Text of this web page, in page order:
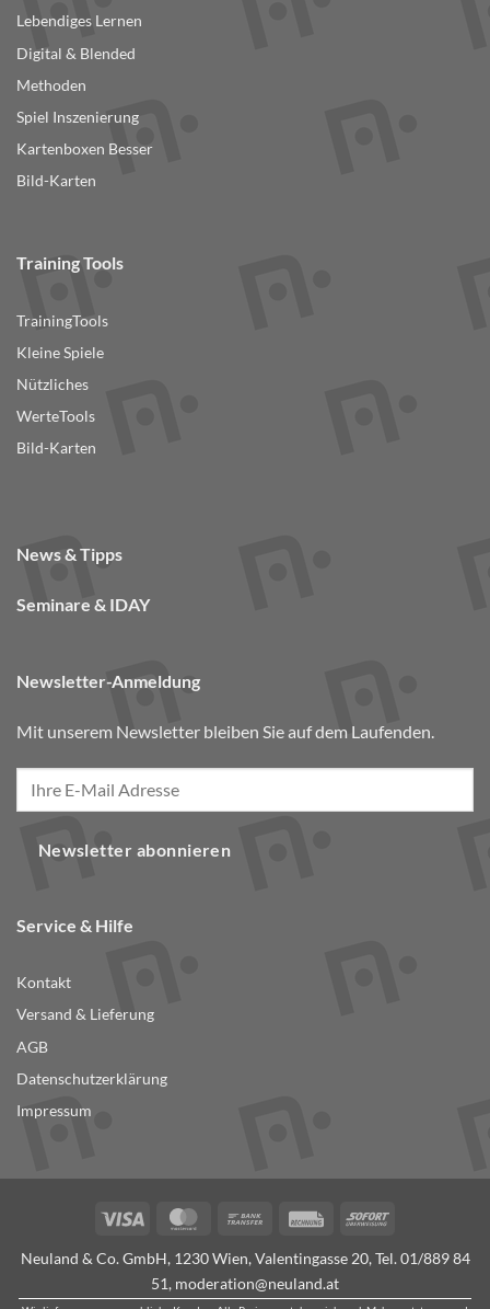
Lebendiges Lernen
Digital & Blended
Methoden
Spiel Inszenierung
Kartenboxen Besser
Bild-Karten
Training Tools
TrainingTools
Kleine Spiele
Nützliches
WerteTools
Bild-Karten
News & Tipps
Seminare & IDAY
Newsletter-Anmeldung
Mit unserem Newsletter bleiben Sie auf dem Laufenden.
Newsletter abonnieren
Service & Hilfe
Kontakt
Versand & Lieferung
AGB
Datenschutzerklärung
Impressum
Visa MasterCardBank
RechungSofort
Neuland & Co. GmbH, 1230 Wien, Valentingasse 20, Tel.01/889 84
51, moderation@neuland.at